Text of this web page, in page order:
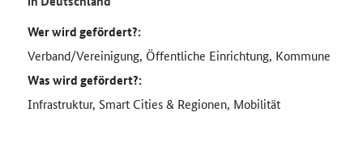
Wer wird gefördert?:
Verband/Vereinigung, Öffentliche Einrichtung, Kommune
Was wird gefördert?:
Infrastruktur, Smart Cities & Regionen, Mobilität